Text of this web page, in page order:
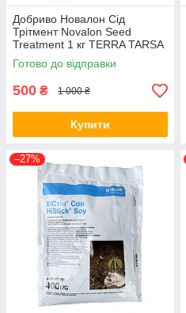
Добриво Новалон Сід
Трітмент Novalon Seed
Treatment 1 кг TERRA TARSA
Туреччина
Готово до відправки
500 ₴ 1 000 ₴
Купити
–27%